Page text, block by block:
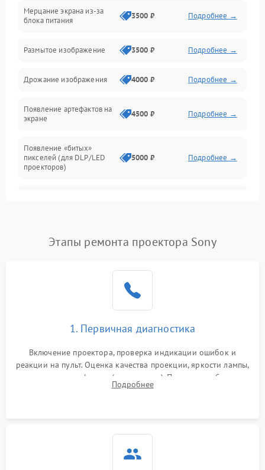
Неисправность управления и интерфейсов
Мерцание экрана из-за
блока питания
3500 ₽ Подробнее →
Размытое изображение 3500 ₽ Подробнее →
Дрожание изображения 4000 ₽ Подробнее →
Появление артефактов на
экране
4500 ₽ Подробнее →
Появление «битых»
пикселей (для DLP/LED
проекторов)
5000 ₽ Подробнее →
Нестабильная яркость или
контраст
4000 ₽ Подробнее →
Неравномерная подсветка
автоматическая коррекция
трапеции (Keystone)
Проблемы с
масштабированием
Подробнее →
Этапы ремонта проектора Sony
1. Первичная диагностика
Включение проектора, проверка индикации ошибок и
реакции на пульт. Оценка качества проекции, яркости лампы,
наличия артефактов (точки, пятна). Проверка работы
системы охлаждения по уровню шума вентиляторов.
Подробнее